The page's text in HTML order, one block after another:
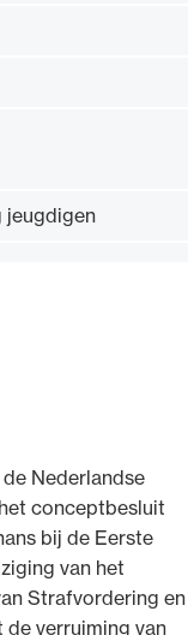
jeugdigen
Nederlandse
conceptbesluit
bij de Eerste
van het
Strafvordering en
verruiming van
op de
tot